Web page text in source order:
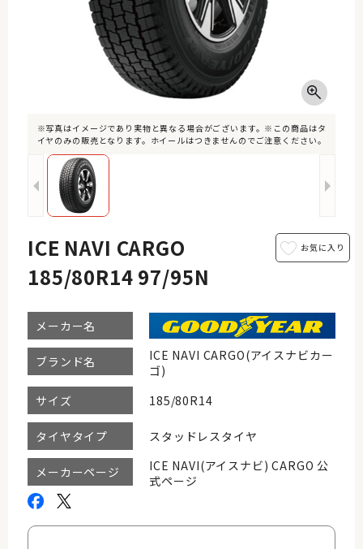
※写真はイメージであり実物と異なる場合がございます。※この商品はタ
イヤのみの販売となります。ホイールはつきませんのでご注意ください。
ICE NAVI CARGO
185/80R14 97/95N
メーカー名
ブランド名
ICE NAVI CARGO(アイスナビカー
ゴ)
サイズ
185/80R14
タイヤタイプ スタッドレスタイヤ
メーカーページ
ICE NAVI(アイスナビ) CARGO 公
式ページ